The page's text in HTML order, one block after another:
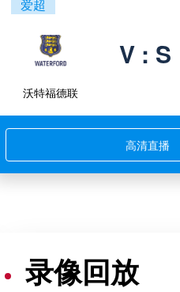
爱超
沃特福德联
V : S
高清直播
录像回放